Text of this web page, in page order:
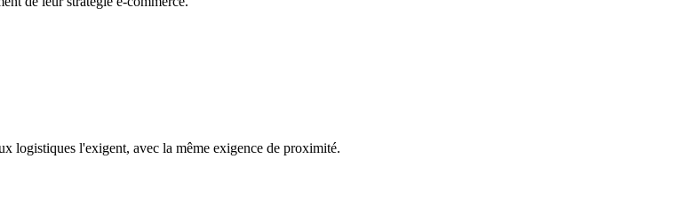
logistiques l'exigent, avec la même exigence de proximité.